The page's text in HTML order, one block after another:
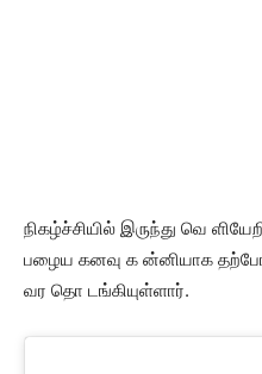
நிகழ்ச்சியில் இருந்து வெ
பழைய கனவு க ன்னியாக
வர தொ டங்கியுள்ளார்.